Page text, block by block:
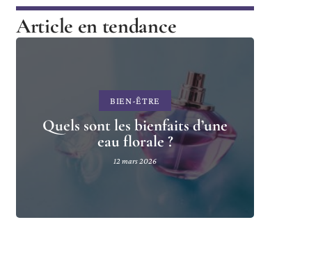
Article en tendance
BIEN-ÊTRE
Quels sont les bienfaits d’une
eau florale ?
12 mars 2026